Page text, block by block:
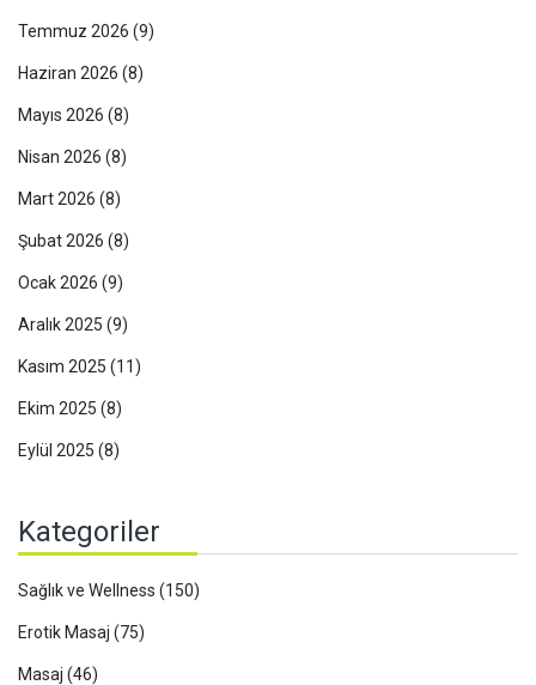
Temmuz 2026 (9)
Haziran 2026 (8)
Mayıs 2026 (8)
Nisan 2026 (8)
Mart 2026 (8)
Şubat 2026 (8)
Ocak 2026 (9)
Aralık 2025 (9)
Kasım 2025 (11)
Ekim 2025 (8)
Eylül 2025 (8)
Kategoriler
Sağlık ve Wellness (150)
Erotik Masaj (75)
Masaj (46)